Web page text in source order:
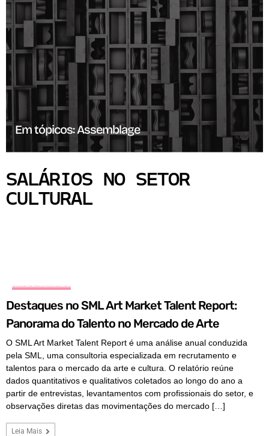
Em tópicos: Assemblage
SALÁRIOS NO SETOR
CULTURAL
ARTE E MERCADO
Destaques no SML Art Market Talent Report:
Panorama do Talento no Mercado de Arte
O SML Art Market Talent Report é uma análise anual conduzida
pela SML, uma consultoria especializada em recrutamento e
talentos para o mercado da arte e cultura. O relatório reúne
dados quantitativos e qualitativos coletados ao longo do ano a
partir de entrevistas, levantamentos com profissionais do setor, e
observações diretas das movimentações do mercado […]
Leia Mais